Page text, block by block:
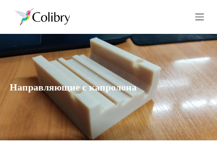
П
е
и
с
у
Направляющие с капролона